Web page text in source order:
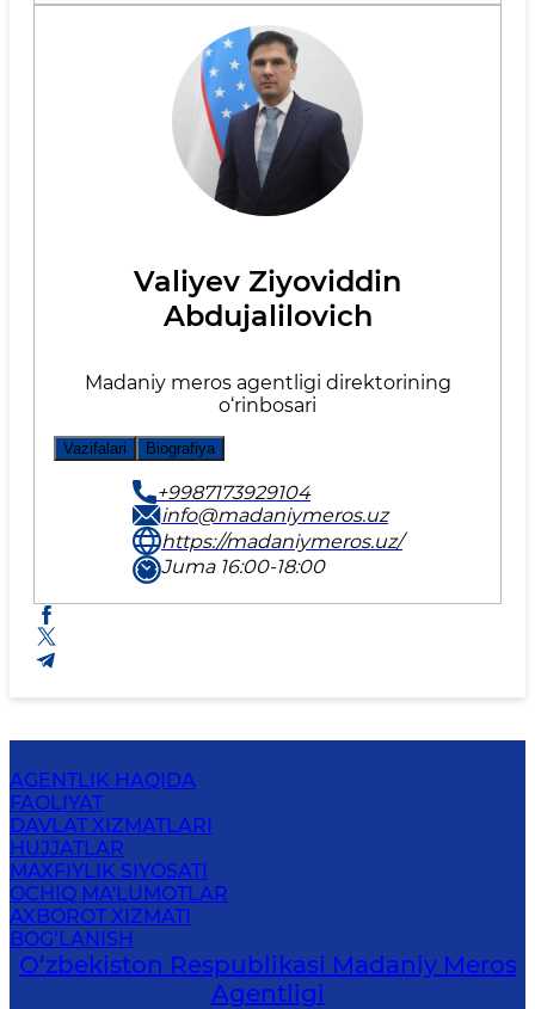
Valiyev Ziyoviddin
Abdujalilovich
Madaniy meros agentligi direktorining
o‘rinbosari
Vazifalari Biografiya
+9987173929104
info@madaniymeros.uz
https://madaniymeros.uz/
Juma 16:00-18:00
AGENTLIK HAQIDA
FAOLIYAT
DAVLAT XIZMATLARI
HUJJATLAR
MAXFIYLIK SIYOSATI
OCHIQ MA'LUMOTLAR
AXBOROT XIZMATI
BOG‘LANISH
O‘zbekiston Respublikasi Madaniy Meros
Agentligi